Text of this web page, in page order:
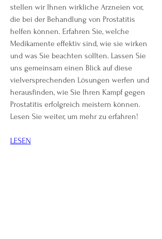
stellen wir Ihnen wirkliche Arzneien vor,
die bei der Behandlung von Prostatitis
helfen können. Erfahren Sie, welche
Medikamente effektiv sind, wie sie wirken
und was Sie beachten sollten. Lassen Sie
uns gemeinsam einen Blick auf diese
vielversprechenden Lösungen werfen und
herausfinden, wie Sie Ihren Kampf gegen
Prostatitis erfolgreich meistern können.
Lesen Sie weiter, um mehr zu erfahren!
LESEN